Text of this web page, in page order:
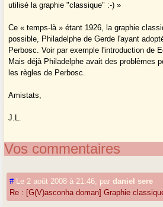
utilisé la graphie "classique" :-) »
Ce « temps-là » étant 1926, la graphie
possible, Philadelphe de Gerde l'ayant
Perbosc. Voir par exemple l'introduction de
Mais déjà Philadelphe avait des problèmes
les règles de Perbosc.
Amistats,
J.L.
Vos commentaires
# Le 2 août 2008 à 21:46 pardaniel sere
Re : [G(V)asconha doman] Graphie